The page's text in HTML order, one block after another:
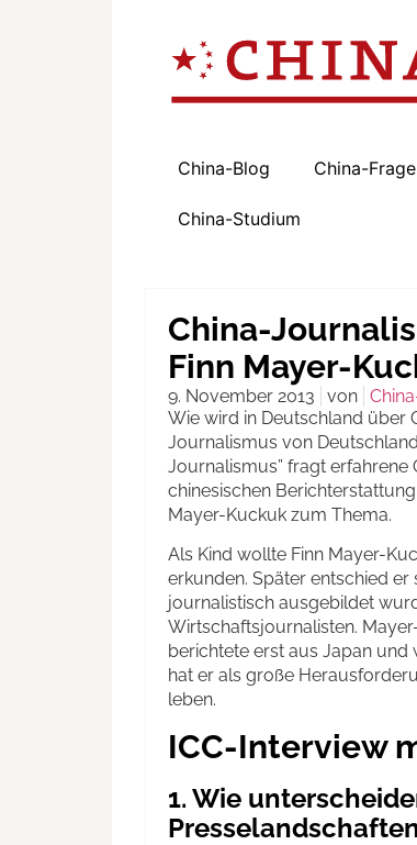
China-Blog China-
China-Studium
China-
Finn Mayer-
9. November 2013 von
Wie wird in Deutschland über
Journalismus von
Journalismus” fragt
chinesischen
Mayer-Kuckuk zum Thema.
Als Kind wollte Finn Mayer-
erkunden. Später entschied
journalistisch ausgebildet
Wirtschaftsjournalisten.
berichtete erst aus Japan und
hat er als große
leben.
ICC-Interview
1. Wie